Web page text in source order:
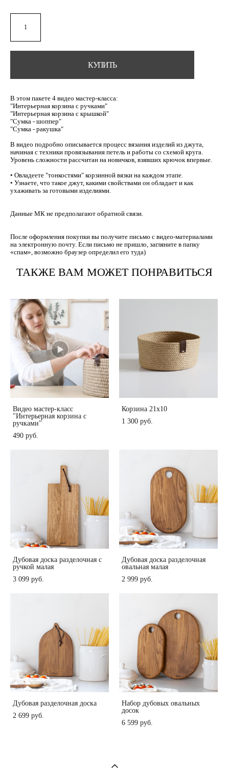
КУПИТЬ
В этом пакете 4 видео мастер-класса:
"Интерьерная корзина с ручками"
"Интерьерная корзина с крышкой"
"Сумка - шоппер"
"Сумка - ракушка"
В видео подробно описывается процесс вязания изделий из джута,
начиная с техники провязывания петель и работы со схемой круга.
Уровень сложности рассчитан на новичков, взявших крючок впервые.
• Овладеете "тонкостями" корзинной вязки на каждом этапе.
• Узнаете, что такое джут, какими свойствами он обладает и как
ухаживать за готовыми изделиями.
Данные МК не предполагают обратной связи.
После оформления покупки вы получите письмо с видео-материалами
на электронную почту. Если письмо не пришло, загляните в папку
«спам», возможно браузер определил его туда)
ТАКЖЕ ВАМ МОЖЕТ ПОНРАВИТЬСЯ
Видео мастер-класс
"Интерьерная корзина с
ручками"
490 pуб.
Корзина 21х10
1 300 pуб.
Дубовая доска разделочная с
ручкой малая
3 099 pуб.
Дубовая доска разделочная
овальная малая
2 999 pуб.
Дубовая разделочная доска
2 699 pуб.
Набор дубовых овальных
досок
6 599 pуб.